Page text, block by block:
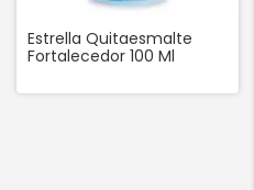
Estrella Quitaesmalte
Fortalecedor 100 Ml